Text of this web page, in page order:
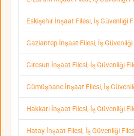
Eskişehir İnşaat Filesi, İş Güvenliği
Gaziantep İnşaat Filesi, İş Güvenliği
Giresun İnşaat Filesi, İş Güvenliği
Gümüşhane İnşaat Filesi, İş
Hakkari İnşaat Filesi, İş Güvenliği
Hatay İnşaat Filesi, İş Güvenliği